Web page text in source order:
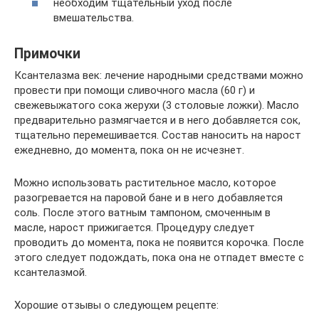
необходим тщательный уход после
вмешательства.
Примочки
Ксантелазма век: лечение народными средствами можно
провести при помощи сливочного масла (60 г) и
свежевыжатого сока жерухи (3 столовые ложки). Масло
предварительно размягчается и в него добавляется сок,
тщательно перемешивается. Состав наносить на нарост
ежедневно, до момента, пока он не исчезнет.
Можно использовать растительное масло, которое
разогревается на паровой бане и в него добавляется
соль. После этого ватным тампоном, смоченным в
масле, нарост прижигается. Процедуру следует
проводить до момента, пока не появится корочка. После
этого следует подождать, пока она не отпадет вместе с
ксантелазмой.
Хорошие отзывы о следующем рецепте: